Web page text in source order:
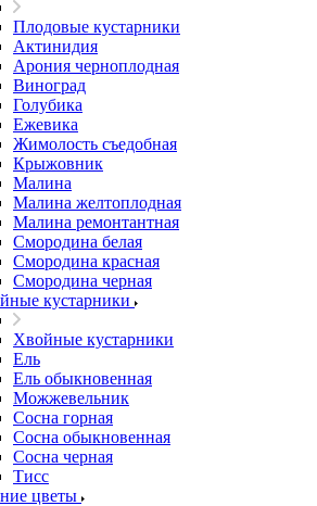
Плодовые кустарники
Актинидия
Арония черноплодная
Виноград
Голубика
Ежевика
Жимолость съедобная
Крыжовник
Малина
Малина желтоплодная
Малина ремонтантная
Смородина белая
Смородина красная
Смородина черная
кустарники
Хвойные кустарники
Ель
Ель обыкновенная
Можжевельник
Сосна горная
Сосна обыкновенная
Сосна черная
Тисс
цветы